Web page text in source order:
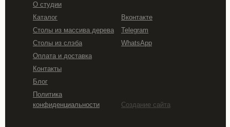
О студии
Каталог
Столы из массива дерева
Столы из слэба
Оплата и доставка
Контакты
Блог
Политика
конфиденциальности
Вконтакте
WhatsApp
Telegram
Создание сайта